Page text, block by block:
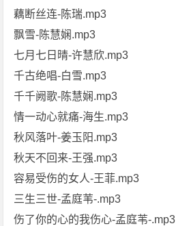
藕断丝连-陈瑞.mp3
飘雪-陈慧娴.mp3
七月七日晴-许慧欣.mp3
千古绝唱-白雪.mp3
千千阙歌-陈慧娴.mp3
情一动心就痛-海生.mp3
秋风落叶-姜玉阳.mp3
秋天不回来-王强.mp3
容易受伤的女人-王菲.mp3
三生三世-孟庭苇-.mp3
伤了你的心的我伤心-孟庭苇-.mp3